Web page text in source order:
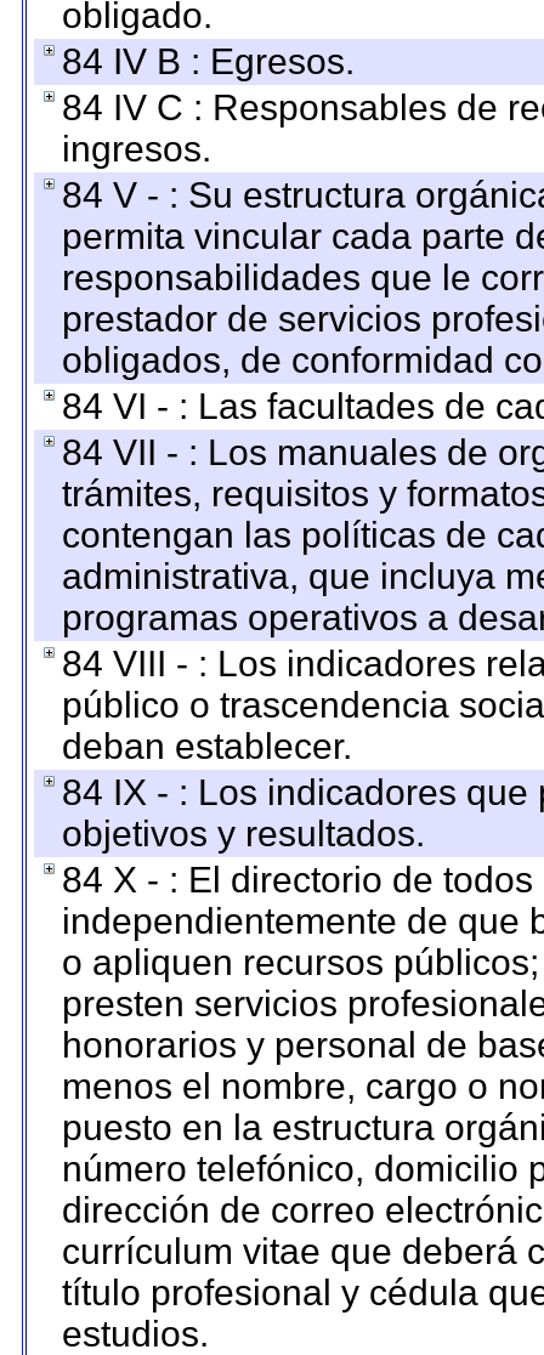
obligado.
84 IV B : Egresos.
84 IV C : Responsables de
ingresos.
84 V - : Su estructura
permita vincular cada parte
responsabilidades que le
prestador de servicios
obligados, de conformidad
84 VI - : Las facultades de
84 VII - : Los manuales de
trámites, requisitos y
contengan las políticas de
administrativa, que incluya
programas operativos a
84 VIII - : Los indicadores
público o trascendencia
deban establecer.
84 IX - : Los indicadores
objetivos y resultados.
84 X - : El directorio de
independientemente de que
o apliquen recursos
presten servicios
honorarios y personal de
menos el nombre, cargo o
puesto en la estructura
número telefónico, domicilio
dirección de correo
currículum vitae que deberá
título profesional y cédula
estudios.